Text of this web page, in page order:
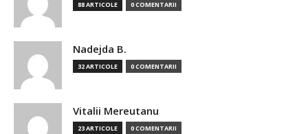
88 ARTICOLE 0 COMENTARII
Nadejda B.
32 ARTICOLE 0 COMENTARII
Vitalii Mereutanu
23 ARTICOLE 0 COMENTARII